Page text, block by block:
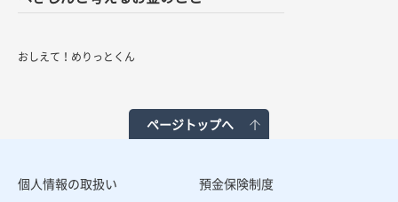
おしえて！めりっとくん
ページトップへ
個人情報の取扱い
預金保険制度